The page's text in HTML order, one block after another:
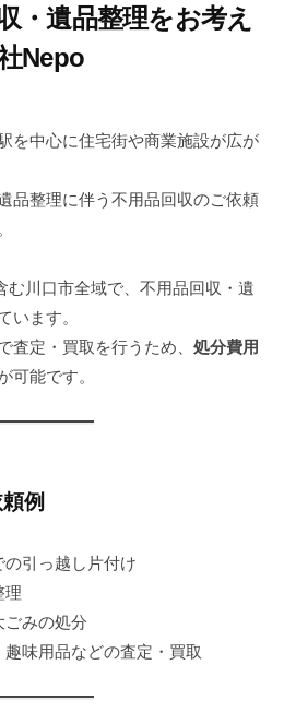
・遺品整理をお考え
Nepo
を中心に住宅街や商業施設が広が
品整理に伴う不用品回収のご依頼
む川口市全域で、不用品回収・遺
います。
査定・買取を行うため、 処分費用
可能です。
例
引っ越し片付け
理
ごみの処分
味用品などの査定・買取